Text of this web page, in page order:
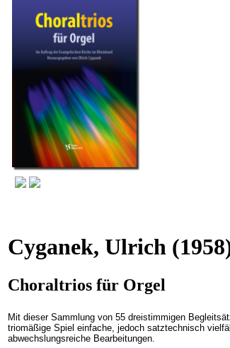
Cyganek, Ulrich
Choraltrios für Orgel
Mit dieser Sammlung von 55 dreistimmigen
triomäßige Spiel einfache, jedoch satztechnisch
abwechslungsreiche Bearbeitungen.